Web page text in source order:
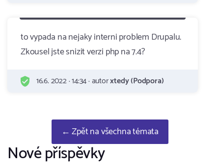
to vypada na nejaky interni problem Drupalu.
Zkousel jste snizit verzi php na 7.4?
16.6. 2022 · 14:34 · autorxtedy (Podpora)
← Zpět na všechna témata
Nové příspěvky